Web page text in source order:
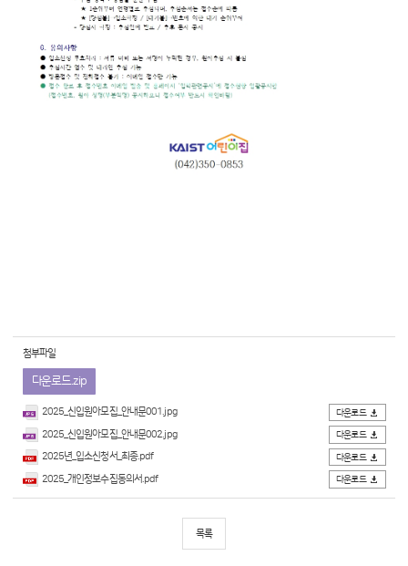
첨부파일
다운로드.zip
2025_신입원아모집_안내문001.jpg 다운로드
2025_신입원아모집_안내문002.jpg 다운로드
2025년_입소신청서_최종.pdf 다운로드
2025_개인정보수집동의서.pdf 다운로드
목록